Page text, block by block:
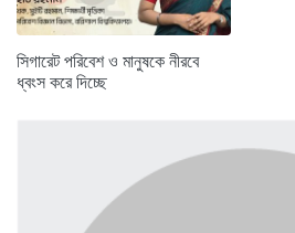
সিগারেট পরিবেশ ও মানুষকে নীরবে
ধ্বংস করে দিচ্ছে